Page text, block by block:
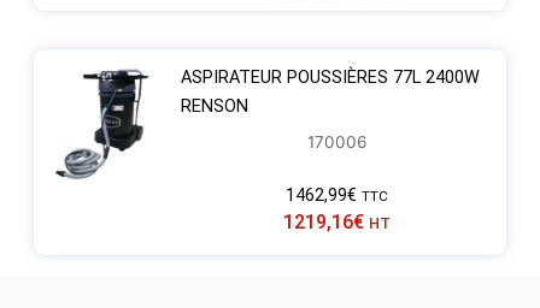
ASPIRATEUR POUSSIÈRES 77L 2400W
RENSON
170006
1462,99€ TTC
1219,16€ HT